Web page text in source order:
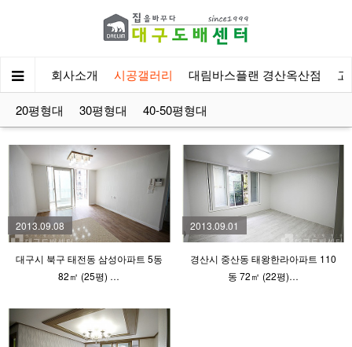
회사소개 시공갤러리 대림바스플랜 경산옥산점
20평형대 30평형대 40-50평형대
2013.09.08
대구시 북구 태전동 삼성아파트 5동
82㎡ (25평) …
2013.09.01
경산시 중산동 태왕한라아파트 110
동 72㎡ (22평)…